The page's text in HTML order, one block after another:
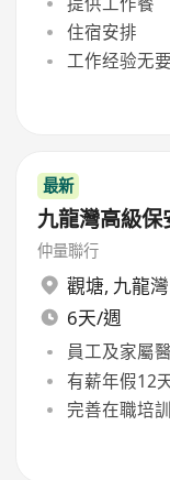
住宿安排
工作经验无
最新
九龍灣高級
仲量聯行
觀塘, 九龍灣
6天/週
員工及家屬
有薪年假12
完善在職培